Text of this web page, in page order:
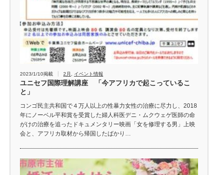
2023/1/10掲載 2月 イベント情報
ユニセフ国際理解講座 「今アフリカで起こっているこ
と」
コンゴ民主共和国で４万人以上の性暴力女性の治療に尽力し、2018
年にノーベル平和賞を受賞した婦人科医デニ・ムクウェゲ医師の命
がけの治療を追ったドキュメンタリー映画「女を修理する男」上映
会と、アフリカ取材から帰国したばかり…